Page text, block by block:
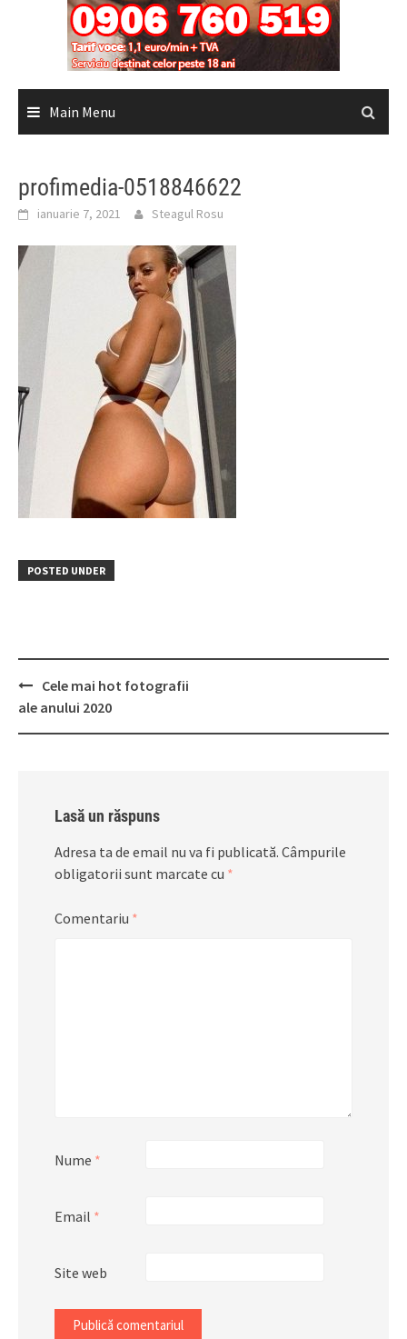
Main Menu
profimedia-0518846622
ianuarie 7, 2021 Steagul Rosu
POSTED UNDER
Post
navigation
Cele mai hot fotografii
ale anului 2020
Lasă un răspuns
Adresa ta de email nu va fi publicată. Câmpurile
obligatorii sunt marcate cu *
Comentariu *
Nume *
Email *
Site web